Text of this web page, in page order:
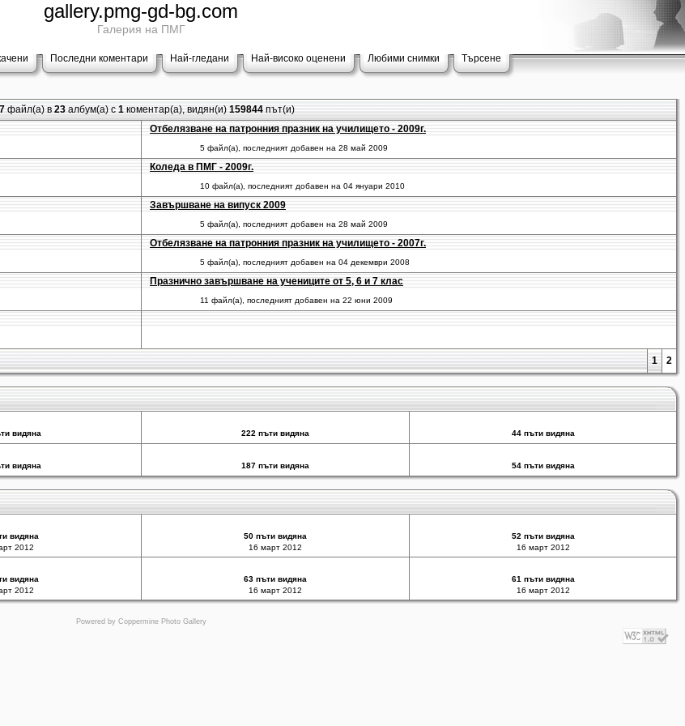
gallery.pmg-gd-bg.com
Галерия на ПМГ
Последни коментари Най-гледани Най-високо оценени Любими снимки Търсене
файл(а) в23албум(a) с1коментар(а), видян(и)159844път(и)
Отбелязване на патронния празник на училището - 2009г.
5 файл(а), последният добавен на 28 май 2009
Коледа в ПМГ - 2009г.
10 файл(а), последният добавен на 04 януари 2010
Завършване на випуск 2009
5 файл(а), последният добавен на 28 май 2009
Отбелязване на патронния празник на училището - 2007г.
5 файл(а), последният добавен на 04 декември 2008
Празнично завършване на учениците от 5, 6 и 7 клас
11 файл(а), последният добавен на 22 юни 2009
1 2
видяна 222 пъти видяна 44 пъти видяна
видяна 187 пъти видяна 54 пъти видяна
видяна
2012
50 пъти видяна
16 март 2012
52 пъти видяна
16 март 2012
видяна
2012
63 пъти видяна
16 март 2012
61 пъти видяна
16 март 2012
Powered by Coppermine Photo Gallery